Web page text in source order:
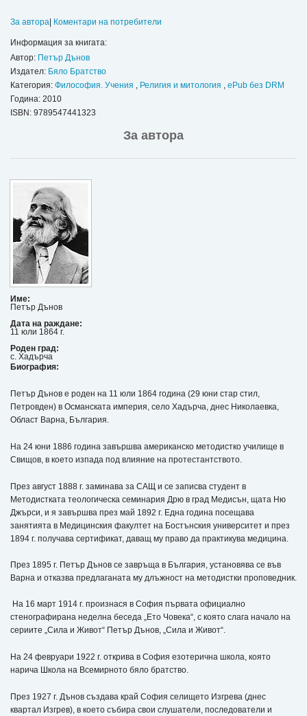
За автора Коментари на потребители
Информация за книгата:
Автор: Петър Дънов
Издател: Бяло Братство
Категория: Философия. Учения Религия и митология
ePub без DRM
Година: 2010
ISBN: 9789547441323
За автора
Име:
Петър Дънов
Дата на раждане:
11 юли 1864 г.
Роден град:
с. Хадърча
Биография:
Петър Дънов е роден на 11 юли 1864 година (29 юни стар стил,
Петровден) в Османската империя, село Хадърча, днес Николаевка,
Област Варна, България.
На 24 юни 1886 година завършва американско методистко училище в
Свищов, в което изпада под влияние на протестантството.
През август 1888 г. заминава за САЩ и се записва студент в
Методистката теологическа семинария Дрю в град Медисън, щата Ню
Джърси, и я завършва през май 1892 г. Една година посещава
занятията в Медицинския факултет на Бостънския университет и през
1894 г. получава сертификат, даващ му право да практикува медицина.
През 1895 г. Петър Дънов се завръща в България, установява се във
Варна и отказва предлаганата му длъжност на методистки проповедник.
На 16 март 1914 г. произнася в София първата официално
стенографирана неделна беседа „Ето Човека“, с която слага начало на
сериите „Сила и Живот“ Петър Дънов, „Сила и Живот“.
На 24 февруари 1922 г. открива в София езотерична школа, която
нарича Школа на Всемирното бяло братство.
През 1927 г. Дънов създава край София селището Изгрева (днес
квартал Изгрев), в което събира свои слушатели, последователи и